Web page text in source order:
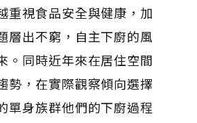
重視食品安全與健康，加
層出不窮，自主下廚的風
。同時近年來在居住空間
勢，在實際觀察傾向選擇
單身族群他們的下廚過程